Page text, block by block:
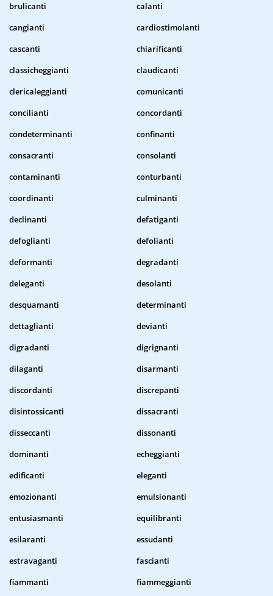
brulicanti
calanti
cangianti
cardiostimolanti
cascanti
chiarificanti
classicheggianti
claudicanti
clericaleggianti
comunicanti
concilianti
concordanti
condeterminanti
confinanti
consacranti
consolanti
contaminanti
conturbanti
coordinanti
culminanti
declinanti
defatiganti
defoglianti
defolianti
deformanti
degradanti
deleganti
desolanti
desquamanti
determinanti
dettaglianti
devianti
digradanti
digrignanti
dilaganti
disarmanti
discordanti
discrepanti
disintossicanti
dissacranti
disseccanti
dissonanti
dominanti
echeggianti
edificanti
eleganti
emozionanti
emulsionanti
entusiasmanti
equilibranti
esilaranti
essudanti
estravaganti
fascianti
fiammanti
fiammeggianti